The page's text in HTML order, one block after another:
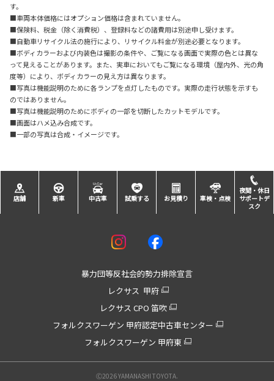
す。
■車両本体価格にはオプション価格は含まれていません。
■保険料、税金（除く消費税）、登録料などの諸費用は別途申し受けます。
■自動車リサイクル法の施行により、リサイクル料金が別途必要となります。
■ボディカラーおよび内装色は撮影の条件や、ご覧になる画面で実際の色とは異な
って見えることがあります。また、実車においてもご覧になる環境（屋内外、光の角
度等）により、ボディカラーの見え方は異なります。
■写真は機能説明のために各ランプを点灯したものです。実際の走行状態を示すも
のではありません。
■写真は機能説明のためにボディの一部を切断したカットモデルです。
■画面はハメ込み合成です。
■一部の写真は合成・イメージです。
店舗 新車 中古車 試乗する お見積り 車検・点検
夜間・休日
サポートデ
スク
暴力団等反社会的勢力排除宣言
レクサス 甲府
レクサス CPO 笛吹
フォルクスワーゲン 甲府認定中古車センター
フォルクスワーゲン 甲府東
Ⓒ2026 YAMANASHI TOYOTA.